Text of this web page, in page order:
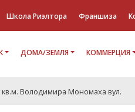
Школа Риэлтора Франшиза
ДОМА/ЗЕМЛЯ КОММЕРЦИЯ
Володимира Мономаха вул.